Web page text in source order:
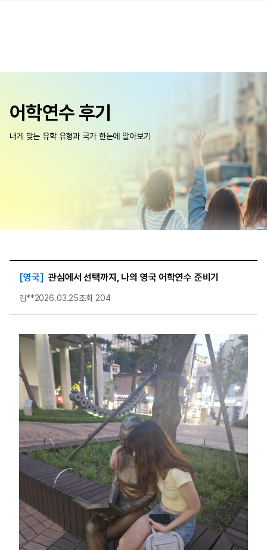
어학연수 후기
내게 맞는 유학 유형과 국가 한눈에 알아보기
[영국] 관심에서 선택까지, 나의 영국 어학연수 준비기
김**2026.03.25조회 204